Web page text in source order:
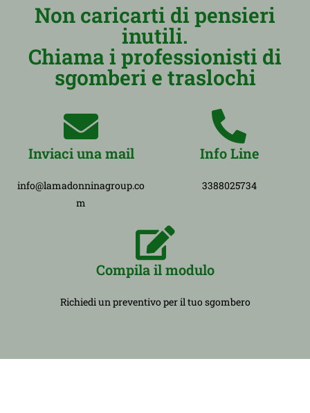
Non caricarti di pensieri
inutili.
Chiama i professionisti di
sgomberi e traslochi
Inviaci una mail
info@lamadonninagroup.co
m
Info Line
3388025734
Compila il modulo
Richiedi un preventivo per il tuo sgombero